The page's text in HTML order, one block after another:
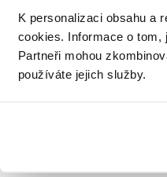
K personalizaci obsahu a
cookies. Informace o
Partneři mohou
používáte jejich služby.
239 Kč299 Kč
Do košíku